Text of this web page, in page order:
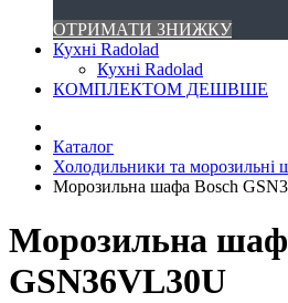
ОТРИМАТИ ЗНИЖКУ
Кухні Radolad
Кухні Radolad
КОМПЛЕКТОМ ДЕШВШЕ
Каталог
Холодильники та морозильні
Морозильна шафа Bosch
Морозильна
GSN36VL30U